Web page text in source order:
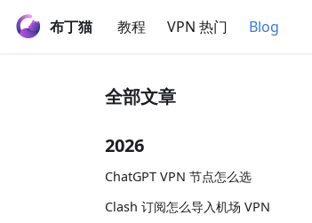
布丁猫 教程 VPN 热门 Blog
全部文章
2026
ChatGPT VPN 节点怎么选
Clash 订阅怎么导入机场 VPN